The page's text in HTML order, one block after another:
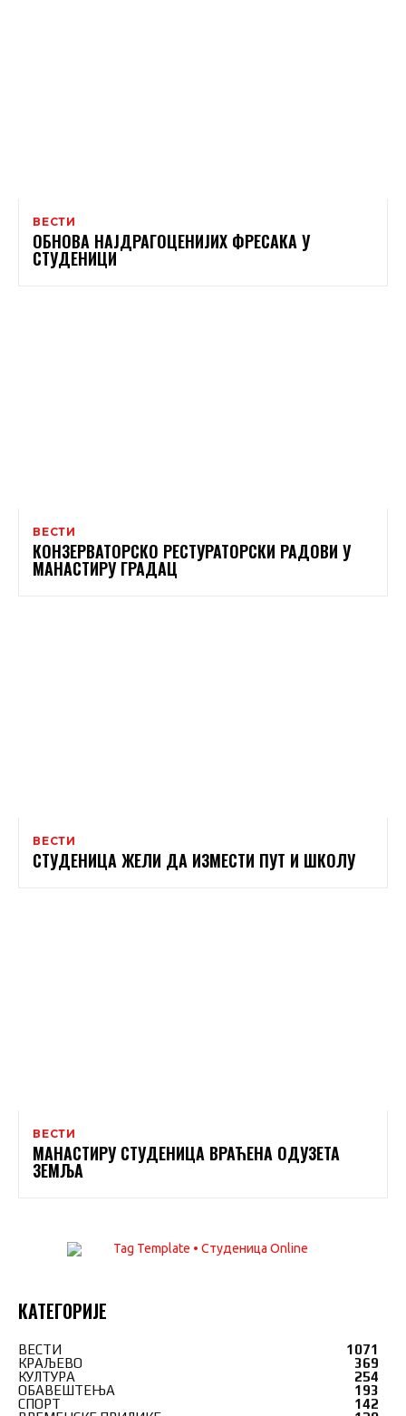
ВЕСТИ
ОБНОВА НАЈДРАГОЦЕНИЈИХ ФРЕСАКА У
СТУДЕНИЦИ
ВЕСТИ
КОНЗЕРВАТОРСКО РЕСТУРАТОРСКИ РАДОВИ У
МАНАСТИРУ ГРАДАЦ
ВЕСТИ
СТУДЕНИЦА ЖЕЛИ ДА ИЗМЕСТИ ПУТ И ШКОЛУ
ВЕСТИ
МАНАСТИРУ СТУДЕНИЦА ВРАЋЕНА ОДУЗЕТА
ЗЕМЉА
КАТЕГОРИЈЕ
ВЕСТИ
1071
КРАЉЕВО
369
КУЛТУРА
254
ОБАВЕШТЕЊА
193
СПОРТ
142